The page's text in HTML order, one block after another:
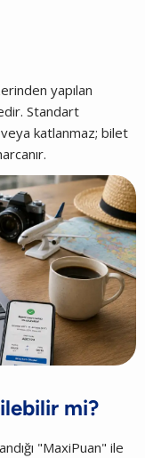
yapılan
Standart
katlanmaz; bilet
mi?
"MaxiPuan" ile